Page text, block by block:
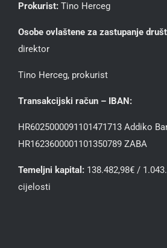
Prokurist: Tino Herceg
Osobe ovlaštene za zastupanje
direktor
Tino Herceg, prokurist
Transakcijski račun – IBAN:
HR6025000091101471713 Addiko
HR1623600001101350789 ZABA
Temeljni kapital: 138.482,98€ /
cijelosti